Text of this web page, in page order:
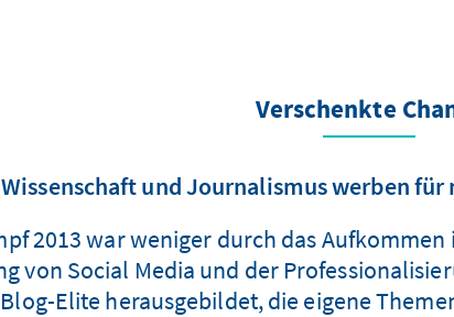
Verschenkte
und Journalismus werben
2013 war weniger durch das
von Social Media und der
Elite herausgebildet, die eigene